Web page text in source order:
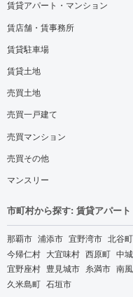
賃貸アパート・マンション
賃店舗・賃事務所
賃貸駐車場
賃貸土地
売買土地
売買一戸建て
売買マンション
売買その他
マンスリー
市町村から探す: 賃貸アパー
那覇市 浦添市 宜野湾市 北谷町
今帰仁村 大宜味村 西原町 中
宜野座村 豊見城市 糸満市 南
久米島町 石垣市